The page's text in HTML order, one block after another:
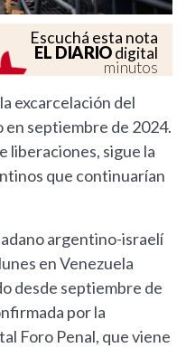
Escuchá esta nota
EL DIARIOdigital
minutos
excarcelación del
en septiembre de 2024.
liberaciones, sigue la
que continuarían
argentino-israelí
en Venezuela
desde septiembre de
por la
Foro Penal, que viene